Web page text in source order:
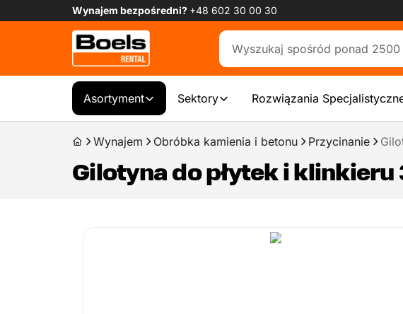
Wynajem bezpośredni? +48 602 30 00 30
Asortyment Sektory Rozwiązania
Wynajem Obróbka kamienia i betonu Przycinanie
Gilotyna do płytek i klinkieru